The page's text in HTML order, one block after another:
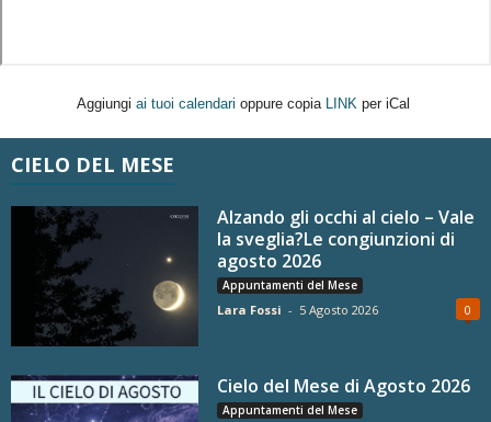
Aggiungi ai tuoi calendari oppure copia LINK per iCal
CIELO DEL MESE
Alzando gli occhi al cielo – Vale
la sveglia?Le congiunzioni di
agosto 2026
Appuntamenti del Mese
Lara Fossi - 5 Agosto 2026 0
Cielo del Mese di Agosto 2026
Appuntamenti del Mese